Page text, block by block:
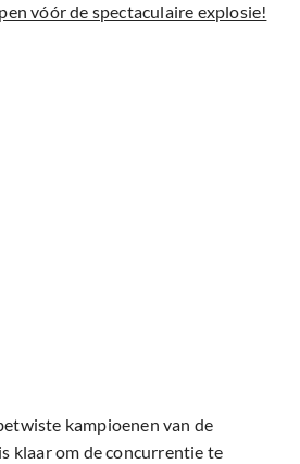
vóór de spectaculaire explosie!
kampioenen van de
klaar om de concurrentie te